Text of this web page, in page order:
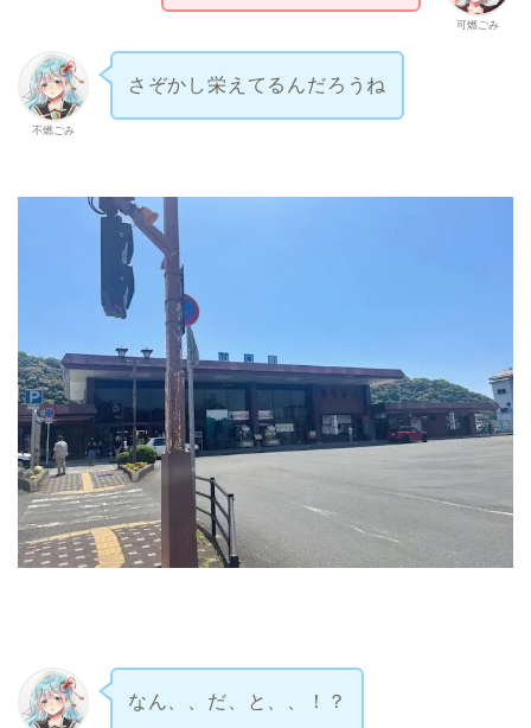
可燃ごみ
不燃ごみ
さぞかし栄えてるんだろうね
なん、、だ、と、、！？